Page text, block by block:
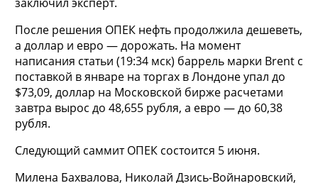
После решения ОПЕК нефть продолжила дешеветь,
а доллар и евро — дорожать. На момент
написания статьи (19:34 мск) баррель марки Brent с
поставкой в январе на торгах в Лондоне упал до
$73,09, доллар на Московской бирже расчетами
завтра вырос до 48,655 рубля, а евро — до 60,38
рубля.
Следующий саммит ОПЕК состоится 5 июня.
Милена Бахвалова, Николай Дзись-Войнаровский,